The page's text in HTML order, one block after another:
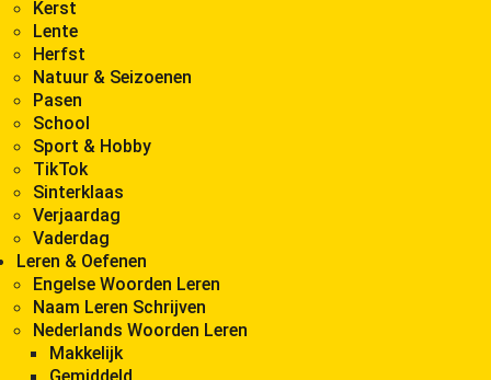
Kerst
Lente
Herfst
Natuur & Seizoenen
Pasen
School
Sport & Hobby
TikTok
Sinterklaas
Verjaardag
Vaderdag
Leren & Oefenen
Engelse Woorden Leren
Naam Leren Schrijven
Nederlands Woorden Leren
Makkelijk
Gemiddeld